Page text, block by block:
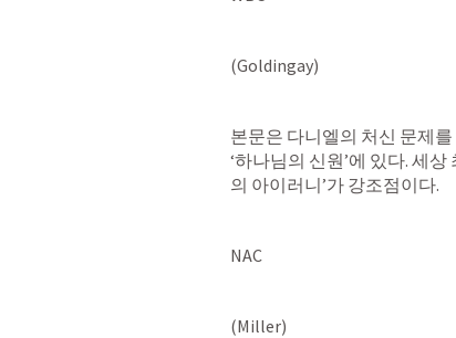
(Goldingay)
본문은 다니엘의 처신 문제
‘하나님의 신원’에 있다. 세
의 아이러니’가 강조점이다.
NAC
(Miller)